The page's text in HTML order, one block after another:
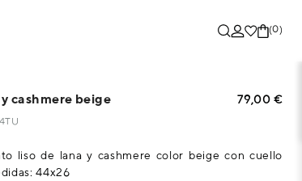
(0)
cashmere beige 79,00 €
liso de lana y cashmere color beige con cuello
44x26